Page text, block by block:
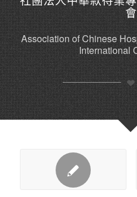
會
Association of Chinese
International